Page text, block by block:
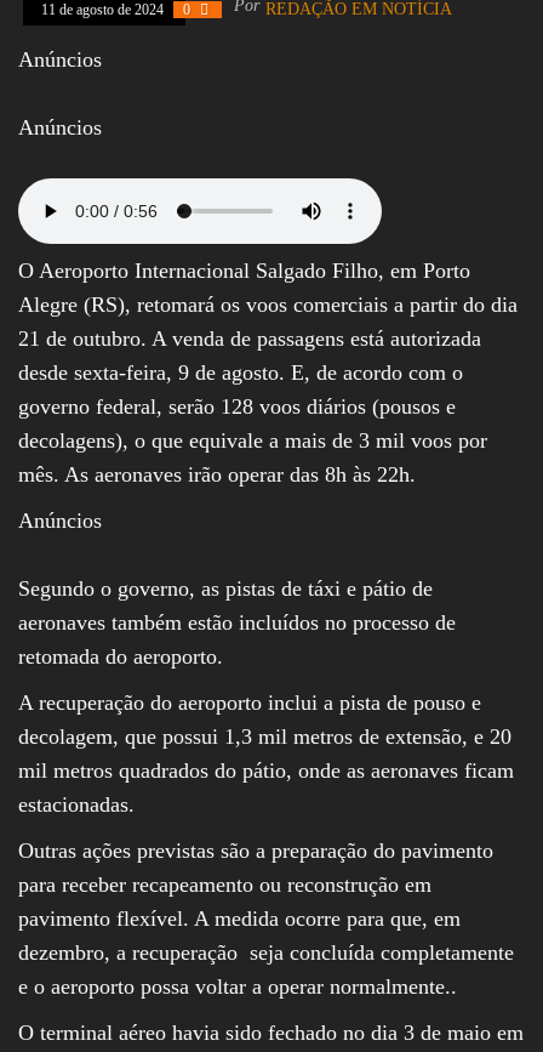
Assembleia
Vinhos, Bebidas,
Cervejas, Comida,
Receitas, Chef, RH,
Empreendedorismo,
Negócios,
11 de agosto de 2024 0 Por REDAÇÃO EM NOTÍCIA
Anúncios
Anúncios
O Aeroporto Internacional Salgado Filho, em Porto
Alegre (RS), retomará os voos comerciais a partir do dia
21 de outubro. A venda de passagens está autorizada
desde sexta-feira, 9 de agosto. E, de acordo com o
governo federal, serão 128 voos diários (pousos e
decolagens), o que equivale a mais de 3 mil voos por
mês. As aeronaves irão operar das 8h às 22h.
Anúncios
Segundo o governo, as pistas de táxi e pátio de
aeronaves também estão incluídos no processo de
retomada do aeroporto.
A recuperação do aeroporto inclui a pista de pouso e
decolagem, que possui 1,3 mil metros de extensão, e 20
mil metros quadrados do pátio, onde as aeronaves ficam
estacionadas.
Outras ações previstas são a preparação do pavimento
para receber recapeamento ou reconstrução em
pavimento flexível. A medida ocorre para que, em
dezembro, a recuperação seja concluída completamente
e o aeroporto possa voltar a operar normalmente..
O terminal aéreo havia sido fechado no dia 3 de maio em